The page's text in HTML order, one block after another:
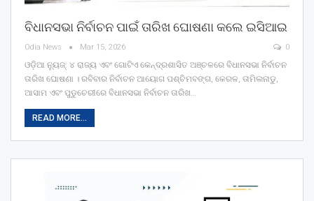
ବିଧାନସଭା ନିର୍ବାଚନ ପାଇଁ ତାରିଖ ଘୋଷଣା କଲେ ଇସିଆଇ
Odia News Mar 15, 2026 0
ଓଡ଼ିଆ ନ୍ୟୁଜ୍: ୪ ରାଜ୍ୟ ଏବଂ ଗୋଟିଏ କେନ୍ଦ୍ରଶାସିତ ଅଞ୍ଚଳରେ ବିଧାନସଭା ନିର୍ବାଚନ
ତାରିଖ ଘୋଷଣା । ରବିବାର ନିର୍ବାଚନ ଆୟୋଗ ପଶ୍ଚିମବଙ୍ଗ, କେରଳ, ତାମିଲନାଡୁ,
ଆସାମ ଏବଂ ପୁଡୁଚେରୀରେ ବିଧାନସଭା ନିର୍ବାଚନ ତାରିଖ…
READ MORE...